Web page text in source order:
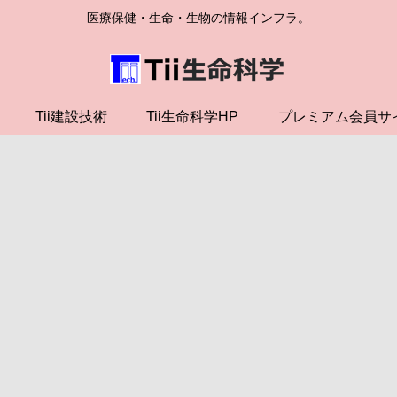
医療保健・生命・生物の情報インフラ。
Tii建設技術 Tii生命科学HP プレミアム会員サ